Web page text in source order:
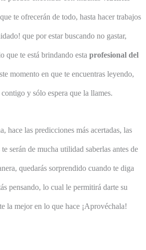
que te ofrecerán de todo, hasta hacer trabajos
que por estar buscando no gastar,
que te está brindando esta profesional del
momento en que te encuentras leyendo,
y sólo espera que la llames.
hace las predicciones más acertadas, las
serán de mucha utilidad saberlas antes de
quedarás sorprendido cuando te diga
pensando, lo cual le permitirá darte su
la mejor en lo que hace ¡Aprovéchala!